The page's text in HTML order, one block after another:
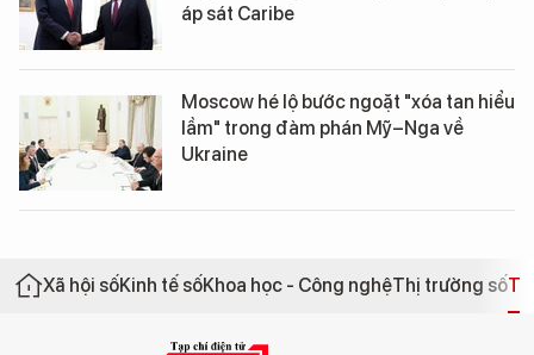
áp sát Caribe
Moscow hé lộ bước ngoặt "xóa tan hiểu
lầm" trong đàm phán Mỹ–Nga về
Ukraine
Xã hội sốKinh tế sốKhoa học - Công nghệThị trường số